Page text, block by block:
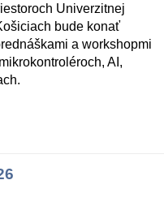
Univerzitnej
bude konať
a workshopmi
AI,